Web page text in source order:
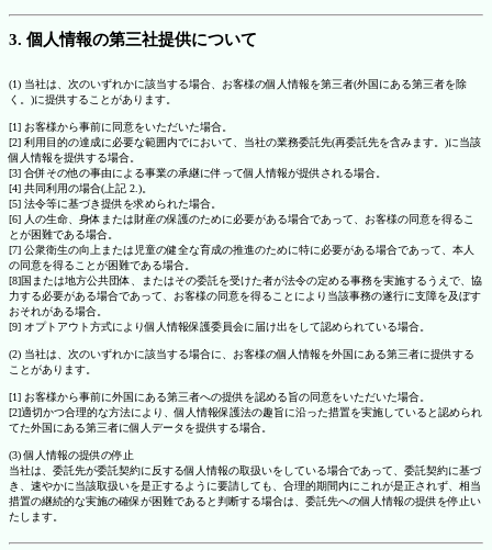
3. 個人情報の第三社提供について
(1) 当社は、次のいずれかに該当する場合、お客様の個人情報を第三者(外国にある第三者を除
く。)に提供することがあります。
[1] お客様から事前に同意をいただいた場合。
[2] 利用目的の達成に必要な範囲内でにおいて、当社の業務委託先(再委託先を含みます。)に当該
個人情報を提供する場合。
[3] 合併その他の事由による事業の承継に伴って個人情報が提供される場合。
[4] 共同利用の場合(上記 2.)。
[5] 法令等に基づき提供を求められた場合。
[6] 人の生命、身体または財産の保護のために必要がある場合であって、お客様の同意を得るこ
とが困難である場合。
[7] 公衆衛生の向上または児童の健全な育成の推進のために特に必要がある場合であって、本人
の同意を得ることが困難である場合。
[8]国または地方公共団体、またはその委託を受けた者が法令の定める事務を実施するうえで、協
力する必要がある場合であって、お客様の同意を得ることにより当該事務の遂行に支障を及ぼす
おそれがある場合。
[9] オプトアウト方式により個人情報保護委員会に届け出をして認められている場合。
(2) 当社は、次のいずれかに該当する場合に、お客様の個人情報を外国にある第三者に提供する
ことがあります。
[1] お客様から事前に外国にある第三者への提供を認める旨の同意をいただいた場合。
[2]適切かつ合理的な方法により、個人情報保護法の趣旨に沿った措置を実施していると認められ
てた外国にある第三者に個人データを提供する場合。
(3) 個人情報の提供の停止
当社は、委託先が委託契約に反する個人情報の取扱いをしている場合であって、委託契約に基づ
き、速やかに当該取扱いを是正するように要請しても、合理的期間内にこれが是正されず、相当
措置の継続的な実施の確保が困難であると判断する場合は、委託先への個人情報の提供を停止い
たします。